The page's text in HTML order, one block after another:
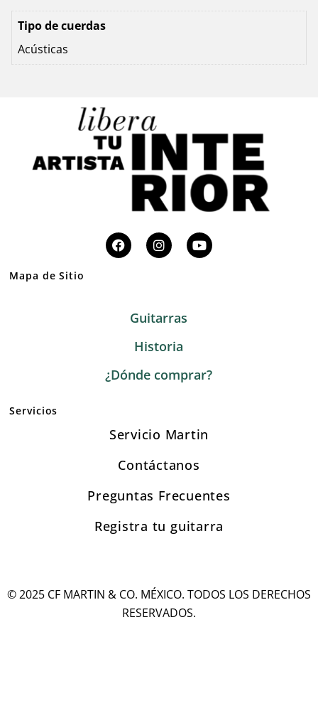
Tipo de cuerdas
Acústicas
Mapa de Sitio
Guitarras
Historia
¿Dónde comprar?
Servicios
Servicio Martin
Contáctanos
Preguntas Frecuentes
Registra tu guitarra
© 2025 CF MARTIN & CO. MÉXICO. TODOS LOS DERECHOS
RESERVADOS.